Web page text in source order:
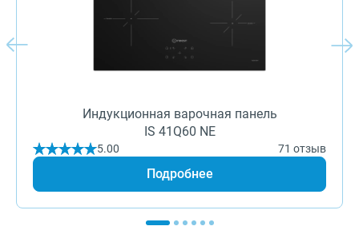
Индукционная варочная панель
IS 41Q60 NE
5.00 71 отзыв
Подробнее